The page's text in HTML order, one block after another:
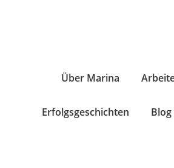
Über Marina
Erfolgsgeschichten Blog